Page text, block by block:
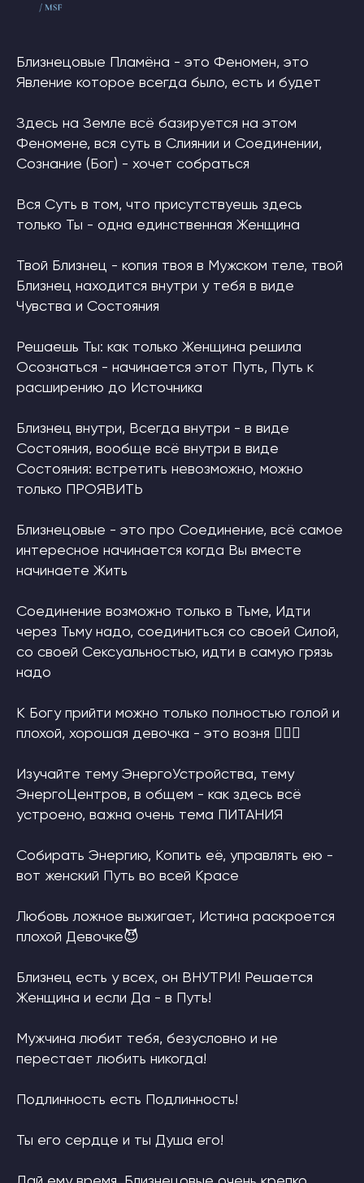
Близнецовые Пламёна - это Феномен, это
Явление которое всегда было, есть и будет
Здесь на Земле всё базируется на этом
Феномене, вся суть в Слиянии и Соединении,
Сознание (Бог) - хочет собраться
Вся Суть в том, что присутствуешь здесь
только Ты - одна единственная Женщина
Твой Близнец - копия твоя в Мужском теле, твой
Близнец находится внутри у тебя в виде
Чувства и Состояния
Решаешь Ты: как только Женщина решила
Осознаться - начинается этот Путь, Путь к
расширению до Источника
Близнец внутри, Всегда внутри - в виде
Состояния, вообще всё внутри в виде
Состояния: встретить невозможно, можно
только ПРОЯВИТЬ
Близнецовые - это про Соединение, всё самое
интересное начинается когда Вы вместе
начинаете Жить
Соединение возможно только в Тьме, Идти
через Тьму надо, соединиться со своей Силой,
со своей Сексуальностью, идти в самую грязь
надо
К Богу прийти можно только полностью голой и
плохой, хорошая девочка - это возня 🙋🏼‍♀️
Изучайте тему ЭнергоУстройства, тему
ЭнергоЦентров, в общем - как здесь всё
устроено, важна очень тема ПИТАНИЯ
Собирать Энергию, Копить её, управлять ею -
вот женский Путь во всей Красе
Любовь ложное выжигает, Истина раскроется
плохой Девочке😈
Близнец есть у всех, он ВНУТРИ! Решается
Женщина и если Да - в Путь!
Мужчина любит тебя, безусловно и не
перестает любить никогда!
Подлинность есть Подлинность!
Ты его сердце и ты Душа его!